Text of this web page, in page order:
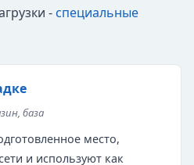
- специальные
база
место,
и используют как